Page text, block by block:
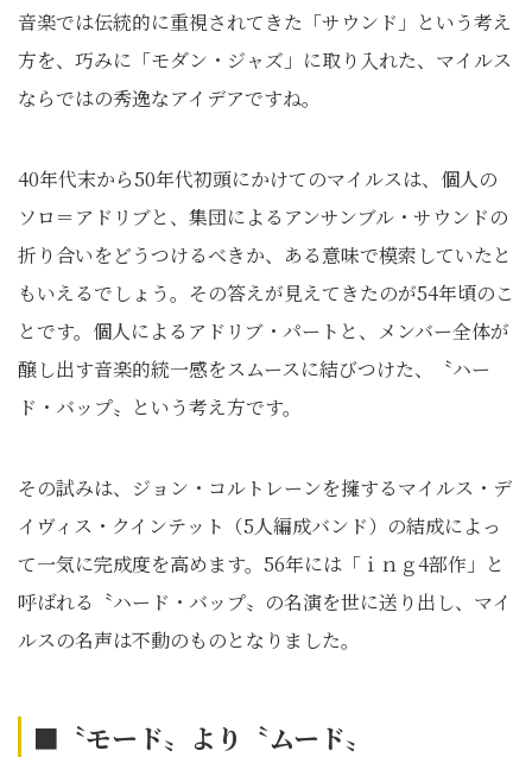
音楽では伝統的に重視されてきた「サウンド」という考え
方を、巧みに「モダン・ジャズ」に取り入れた、マイルス
ならではの秀逸なアイデアですね。
40年代末から50年代初頭にかけてのマイルスは、個人の
ソロ＝アドリブと、集団によるアンサンブル・サウンドの
折り合いをどうつけるべきか、ある意味で模索していたと
もいえるでしょう。その答えが見えてきたのが54年頃のこ
とです。個人によるアドリブ・パートと、メンバー全体が
醸し出す音楽的統一感をスムースに結びつけた、〝ハー
ド・バップ〟という考え方です。
その試みは、ジョン・コルトレーンを擁するマイルス・デ
イヴィス・クインテット（5人編成バンド）の結成によっ
て一気に完成度を高めます。56年には「ｉｎｇ4部作」と
呼ばれる〝ハード・バップ〟の名演を世に送り出し、マイ
ルスの名声は不動のものとなりました。
■〝モード〟より〝ムード〟